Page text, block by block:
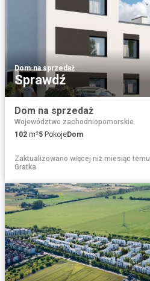
Dom·na sprzedaż
Sprawdź
Dom na sprzedaż
Województwo zachodniopomorskie
102 m²5 PokojeDom
Zaktualizowano więcej niż miesiąc temu
Gratka